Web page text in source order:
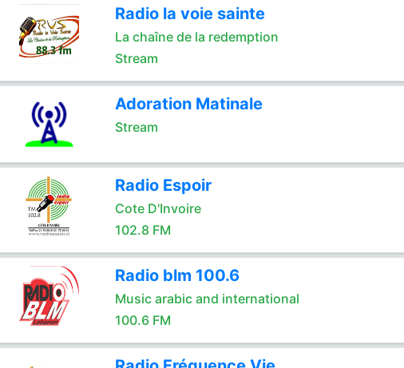
Radio la voie sainte
La chaîne de la redemption
Stream
Adoration Matinale
Stream
Radio Espoir
Cote D'Invoire
102.8 FM
Radio blm 100.6
Music arabic and international
100.6 FM